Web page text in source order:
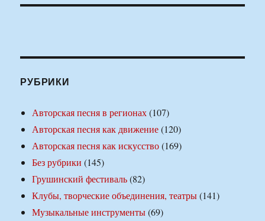
РУБРИКИ
Авторская песня в регионах(107)
Авторская песня как движение(120)
Авторская песня как искусство(169)
Без рубрики (145)
Грушинский фестиваль(82)
Клубы, творческие объединения, театры(141)
Музыкальные инструменты(69)